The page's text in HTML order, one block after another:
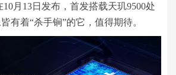
月13日发布，首发搭载天玑9500处
有着“杀手锏”的它，值得期待。